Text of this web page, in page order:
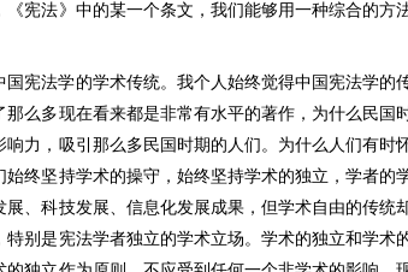
宪法》中的某一个条文，我们能够用一种综合的方
宪法学的学术传统。我个人始终觉得中国宪法学的
么多现在看来都是非常有水平的著作，为什么民国
力，吸引那么多民国时期的人们。为什么人们有时
终坚持学术的操守，始终坚持学术的独立，学者的
、科技发展、信息化发展成果，但学术自由的传统
别是宪法学者独立的学术立场。学术的独立和学术